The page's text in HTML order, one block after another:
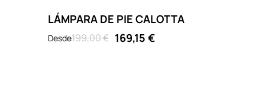
LÁMPARA DE PIE CALOTTA
Desde199,00 € 169,15 €